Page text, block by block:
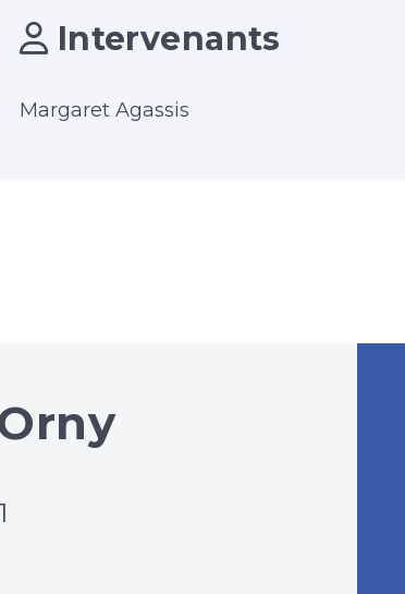
Intervenants
Margaret Agassis